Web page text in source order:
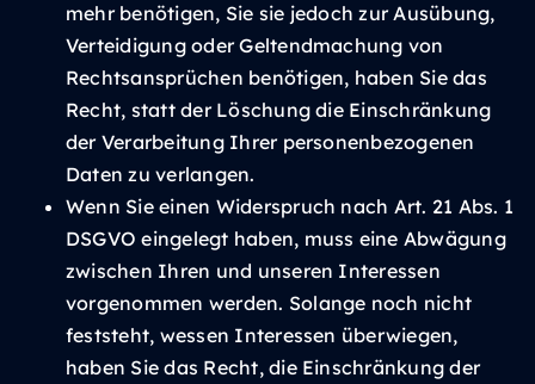
mehr benötigen, Sie sie jedoch zur Ausübung,
Verteidigung oder Geltendmachung von
Rechtsansprüchen benötigen, haben Sie das
Recht, statt der Löschung die Einschränkung
der Verarbeitung Ihrer personenbezogenen
Daten zu verlangen.
Wenn Sie einen Widerspruch nach Art. 21 Abs. 1
DSGVO eingelegt haben, muss eine Abwägung
zwischen Ihren und unseren Interessen
vorgenommen werden. Solange noch nicht
feststeht, wessen Interessen überwiegen,
haben Sie das Recht, die Einschränkung der